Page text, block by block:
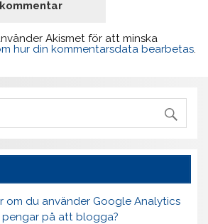
Akismet för att minska
hur din kommentarsdata bearbetas.
om du använder Google Analytics
pengar på att blogga?